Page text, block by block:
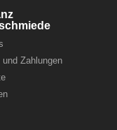
und Zahlungen